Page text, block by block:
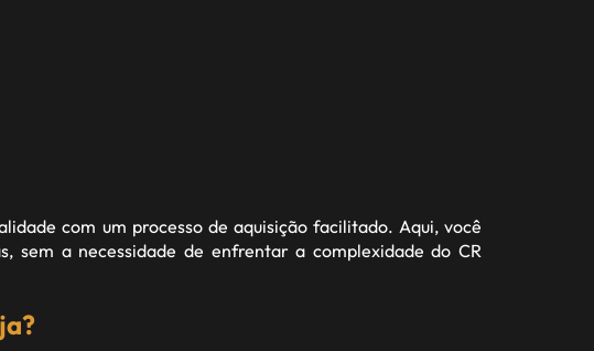
com um processo de aquisição facilitado. Aqui, você
sem a necessidade de enfrentar a complexidade do CR